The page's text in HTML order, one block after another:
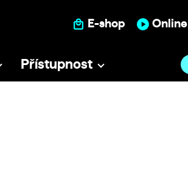
E-shop Online
Přístupnost